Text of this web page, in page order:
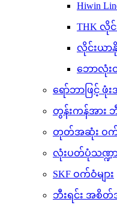
Hiwin
THK လိုင်
လိုင်းယာ
ဘောလုံ
ရော်ဘာဖြင့် ဖုံ
တွန်းကန်အား ဘီ
တုတ်အဆုံး ဝက်ဝံ
လုံးပတ်ပုံသဏ္ဍာ
SKF ဝက်ဝံများ
ဘီးရင်း အစိတ်အ